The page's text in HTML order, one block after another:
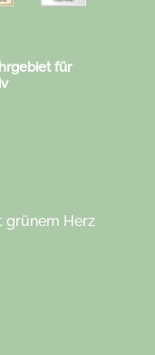
für
grünem Herz